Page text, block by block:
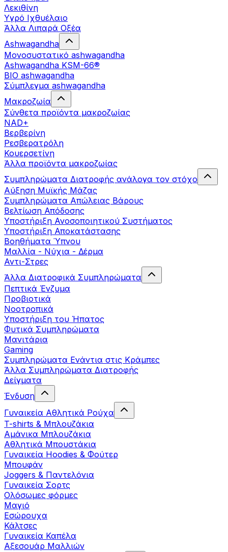
Λεκιθίνη
Υγρό Ιχθυέλαιο
Άλλα Λιπαρά Οξέα
Ashwagandha
Μονοσυστατικό ashwagandha
Ashwagandha KSM-66®
BIO ashwagandha
Σύμπλεγμα ashwagandha
Μακροζωία
Σύνθετα προϊόντα μακροζωίας
NAD+
Βερβερίνη
Ρεσβερατρόλη
Κουερσετίνη
Άλλα προϊόντα μακροζωίας
Συμπληρώματα Διατροφής ανάλογα τον στόχο
Αύξηση Μυϊκής Μάζας
Συμπληρώματα Aπώλειας Βάρους
Βελτίωση Απόδοσης
Υποστήριξη Ανοσοποιητικού Συστήματος
Yποστήριξη Αποκατάστασης
Βοηθήματα Ύπνου
Μαλλία - Νύχια - Δέρμα
Αντι-Στρες
Άλλα Διατροφικά Συμπληρώματα
Πεπτικά Ένζυμα
Προβιοτικά
Νοοτροπικά
Υποστήριξη του Ήπατος
Φυτικά Συμπληρώματα
Μανιτάρια
Gaming
Συμπληρώματα Ενάντια στις Κράμπες
Άλλα Συμπληρώματα Διατροφής
Δείγματα
Ένδυση
Γυναικεία Αθλητικά Ρούχα
T-shirts & Μπλουζάκια
Αμάνικα Μπλουζάκια
Aθλητικά Μπουστάκια
Γυναικεία Hoodies & Φούτερ
Μπουφάν
Joggers & Παντελόνια
Γυναικεία Σορτς
Ολόσωμες φόρμες
Μαγιό
Εσώρουχα
Κάλτσες
Γυναικεία Καπέλα
Αξεσουάρ Μαλλιών